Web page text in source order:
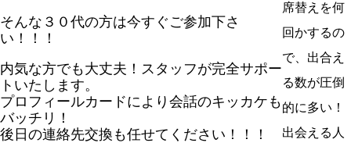
そんな３０代の方は今すぐご参加下さ
い！！！
内気な方でも大丈夫！スタッフが完全サポー
トいたします。
プロフィールカードにより会話のキッカケも
バッチリ！
後日の連絡先交換も任せてください！！！
席替えを何
回かするの
で、出合え
る数が圧倒
的に多い！
出会える人